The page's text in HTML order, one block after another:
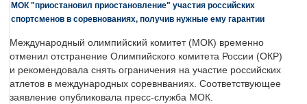
МОК "приостановил приостановление" участия российских
спортсменов в соревнованиях, получив нужные ему гарантии
Международный олимпийский комитет (МОК) временно
отменил отстранение Олимпийского комитета России (ОКР)
и рекомендовала снять ограничения на участие российских
атлетов в международных соревнваниях. Соответствующее
заявление опубликовала пресс-служба МОК.